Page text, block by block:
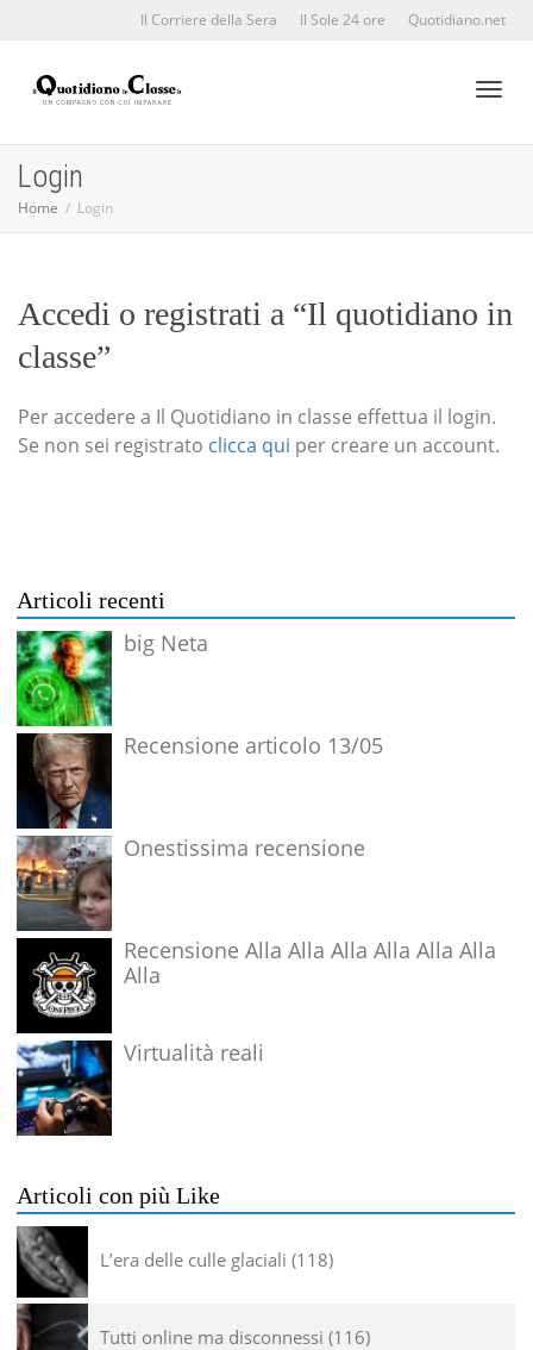
Il Corriere della Sera Il Sole 24 ore Quotidiano.net
Login
Home Login
Accedi o registrati a “Il quotidiano in
classe”
Per accedere a Il Quotidiano in classe effettua il login.
Se non sei registrato clicca qui per creare un account.
Articoli recenti
big Neta
Recensione articolo 13/05
Onestissima recensione
Recensione Alla Alla Alla Alla Alla Alla
Alla
Virtualità reali
Articoli con più Like
L’era delle culle glaciali 118
Tutti online ma disconnessi 116